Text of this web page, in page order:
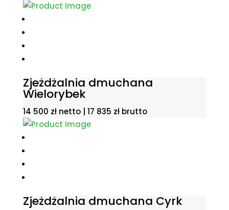
Zjeżdżalnia dmuchana
Wielorybek
14 500 zł netto | 17 835 złbrutto
Zjeżdżalnia dmuchana Cyrk